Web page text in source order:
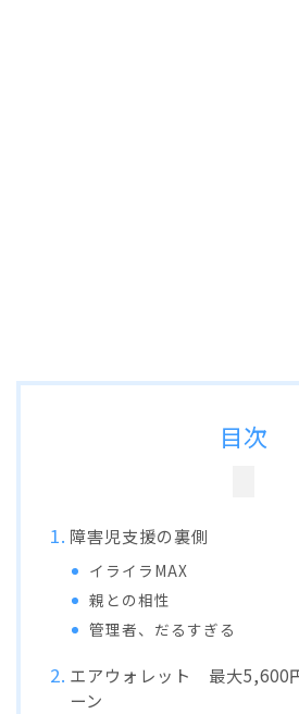
目次
障害児支援の裏側
イライラMAX
親との相性
管理者、だるすぎる
エアウォレット 最大5,600
ーン